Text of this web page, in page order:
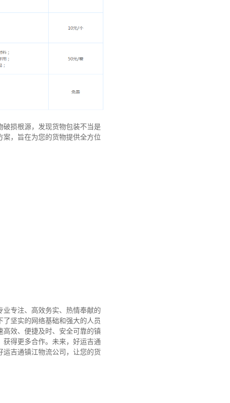
损根源，发现货物包装不当是
，旨在为您的货物提供全方位
业专注、高效务实、热情奉献的
坚实的网络基础和强大的人员
效、便捷及时、安全可靠的镇
得更多合作。 未来，好运吉通
吉通镇江物流公司，让您的货